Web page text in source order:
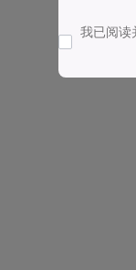
我已阅读